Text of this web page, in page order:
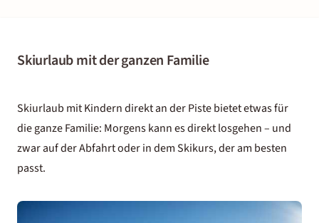
Skiurlaub mit der ganzen Familie
Skiurlaub mit Kindern direkt an der Piste bietet etwas für
die ganze Familie: Morgens kann es direkt losgehen – und
zwar auf der Abfahrt oder in dem Skikurs, der am besten
passt.